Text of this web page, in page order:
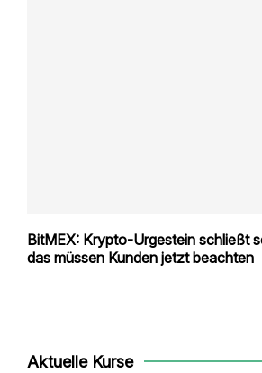
BitMEX: Krypto-Urgestein schließt
das müssen Kunden jetzt beachten
Aktuelle Kurse